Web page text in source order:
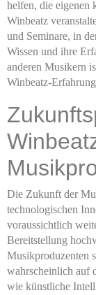
helfen, die eigenen
Winbeatz
und Seminare, in
Wissen und ihre
anderen Musikern
Winbeatz-
Die Zukunft der
technologischen
voraussichtlich
Bereitstellung
Musikproduzenten
wahrscheinlich auf
wie künstliche